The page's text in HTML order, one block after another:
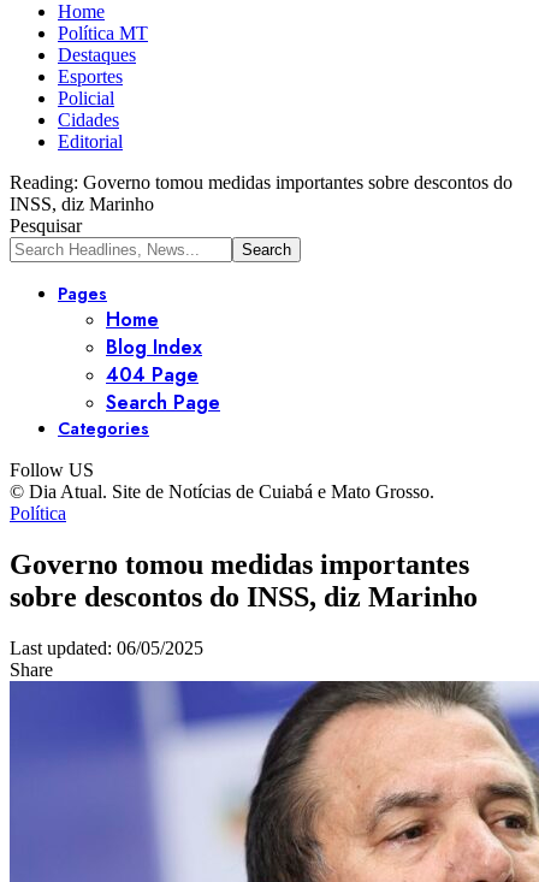
Home
Política MT
Destaques
Esportes
Policial
Cidades
Editorial
Reading: Governo tomou medidas importantes sobre descontos do
INSS, diz Marinho
Pesquisar
Pages
Home
Blog Index
404 Page
Search Page
Categories
Follow US
© Dia Atual. Site de Notícias de Cuiabá e Mato Grosso.
Política
Governo tomou medidas importantes
sobre descontos do INSS, diz Marinho
Last updated: 06/05/2025
Share